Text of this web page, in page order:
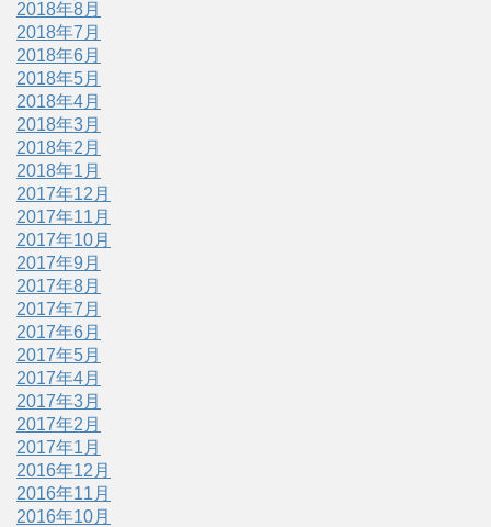
2018年8月
2018年7月
2018年6月
2018年5月
2018年4月
2018年3月
2018年2月
2018年1月
2017年12月
2017年11月
2017年10月
2017年9月
2017年8月
2017年7月
2017年6月
2017年5月
2017年4月
2017年3月
2017年2月
2017年1月
2016年12月
2016年11月
2016年10月